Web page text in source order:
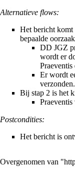
Alternatieve flows:
Het bericht komt
bepaalde
DD JGZ
wordt er
Er wordt
verzonden.
Bij stap 2 is het
Postcondities:
Het bericht is
Overgenomen van "